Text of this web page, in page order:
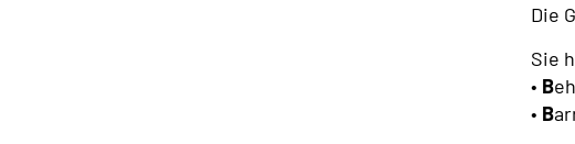
Die
Sie
• B
• B